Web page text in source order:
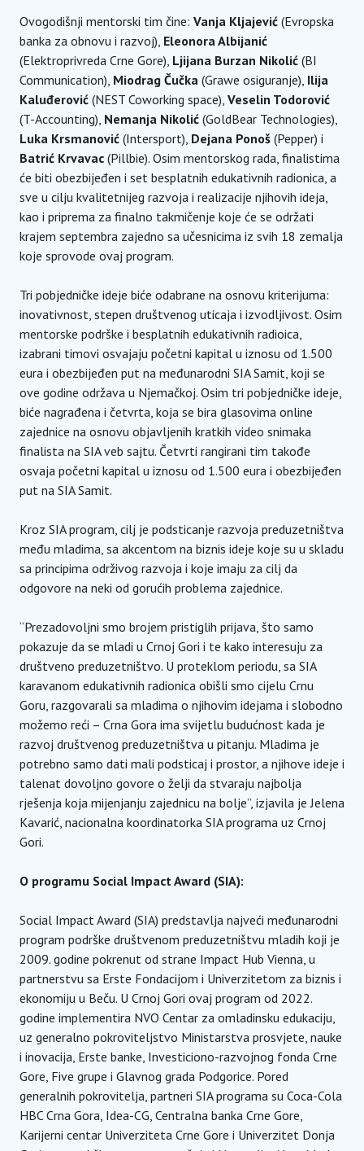
Ovogodišnji mentorski tim čine: Vanja Kljajević (Evropska
banka za obnovu i razvoj), Eleonora Albijanić
(Elektroprivreda Crne Gore), Ljijana Burzan Nikolić (BI
Communication), Miodrag Čučka (Grawe osiguranje), Ilija
Kaluđerović (NEST Coworking space), Veselin Todorović
(T-Accounting), Nemanja Nikolić (GoldBear Technologies),
Luka Krsmanović (Intersport), Dejana Ponoš (Pepper) i
Batrić Krvavac (Pillbie). Osim mentorskog rada, finalistima
će biti obezbijeđen i set besplatnih edukativnih radionica, a
sve u cilju kvalitetnijeg razvoja i realizacije njihovih ideja,
kao i priprema za finalno takmičenje koje će se održati
krajem septembra zajedno sa učesnicima iz svih 18 zemalja
koje sprovode ovaj program.
Tri pobjedničke ideje biće odabrane na osnovu kriterijuma:
inovativnost, stepen društvenog uticaja i izvodljivost. Osim
mentorske podrške i besplatnih edukativnih radioica,
izabrani timovi osvajaju početni kapital u iznosu od 1.500
eura i obezbijeđen put na međunarodni SIA Samit, koji se
ove godine održava u Njemačkoj. Osim tri pobjedničke ideje,
biće nagrađena i četvrta, koja se bira glasovima online
zajednice na osnovu objavljenih kratkih video snimaka
finalista na SIA veb sajtu. Četvrti rangirani tim takođe
osvaja početni kapital u iznosu od 1.500 eura i obezbijeđen
put na SIA Samit.
Kroz SIA program, cilj je podsticanje razvoja preduzetništva
među mladima, sa akcentom na biznis ideje koje su u skladu
sa principima održivog razvoja i koje imaju za cilj da
odgovore na neki od gorućih problema zajednice.
“Prezadovoljni smo brojem pristiglih prijava, što samo
pokazuje da se mladi u Crnoj Gori i te kako interesuju za
društveno preduzetništvo. U proteklom periodu, sa SIA
karavanom edukativnih radionica obišli smo cijelu Crnu
Goru, razgovarali sa mladima o njihovim idejama i slobodno
možemo reći – Crna Gora ima svijetlu budućnost kada je
razvoj društvenog preduzetništva u pitanju. Mladima je
potrebno samo dati mali podsticaj i prostor, a njihove ideje i
talenat dovoljno govore o želji da stvaraju najbolja
rješenja koja mijenjanju zajednicu na bolje”, izjavila je Jelena
Kavarić, nacionalna koordinatorka SIA programa uz Crnoj
Gori.
O programu Social Impact Award (SIA):
Social Impact Award (SIA) predstavlja najveći međunarodni
program podrške društvenom preduzetništvu mladih koji je
2009. godine pokrenut od strane Impact Hub Vienna, u
partnerstvu sa Erste Fondacijom i Univerzitetom za biznis i
ekonomiju u Beču. U Crnoj Gori ovaj program od 2022.
godine implementira NVO Centar za omladinsku edukaciju,
uz generalno pokroviteljstvo Ministarstva prosvjete, nauke
i inovacija, Erste banke, Investiciono-razvojnog fonda Crne
Gore, Five grupe i Glavnog grada Podgorice. Pored
generalnih pokrovitelja, partneri SIA programa su Coca-Cola
HBC Crna Gora, Idea-CG, Centralna banka Crne Gore,
Karijerni centar Univerziteta Crne Gore i Univerzitet Donja